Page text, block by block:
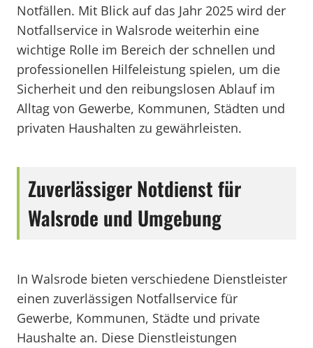
Notfällen. Mit Blick auf das Jahr 2025 wird der
Notfallservice in Walsrode weiterhin eine
wichtige Rolle im Bereich der schnellen und
professionellen Hilfeleistung spielen, um die
Sicherheit und den reibungslosen Ablauf im
Alltag von Gewerbe, Kommunen, Städten und
privaten Haushalten zu gewährleisten.
Zuverlässiger Notdienst für
Walsrode und Umgebung
In Walsrode bieten verschiedene Dienstleister
einen zuverlässigen Notfallservice für
Gewerbe, Kommunen, Städte und private
Haushalte an. Diese Dienstleistungen